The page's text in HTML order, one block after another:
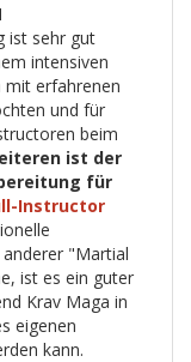
ist sehr gut
intensiven
mit erfahrenen
und für
beim
ist der
für
Instructor
"Martial
ist es ein guter
Krav Maga in
eigenen
kann.